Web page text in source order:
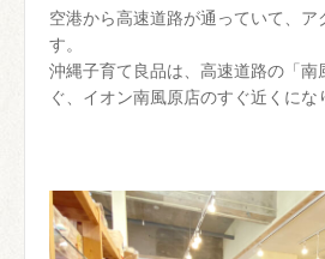
空港から高速道路が通っていて、ア
す。
沖縄子育て良品は、高速道路の「南
ぐ、イオン南風原店のすぐ近くにな